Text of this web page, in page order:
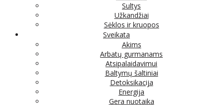
Sultys
Užkandžiai
Sėklos ir kruopos
Sveikata
Akims
Arbatų gurmanams
Atsipalaidavimui
Baltymų šaltiniai
Detoksikacija
Energija
Gera nuotaika